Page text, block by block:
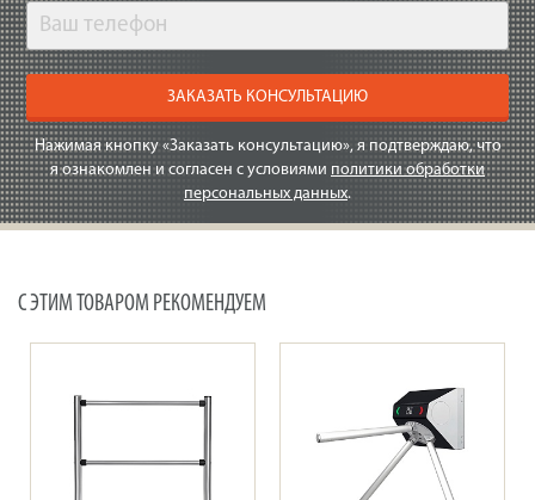
ЗАКАЗАТЬ КОНСУЛЬТАЦИЮ
Нажимая кнопку «Заказать консультацию», я подтверждаю, что
я ознакомлен и согласен с условиями политики обработки
персональных данных.
С ЭТИМ ТОВАРОМ РЕКОМЕНДУЕМ